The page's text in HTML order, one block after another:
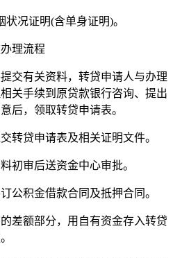
况证明(含单身证明)。
理流程
交有关资料，转贷申请人与办理
关手续到原贷款银行咨询、提出
后，领取转贷申请表。
转贷申请表及相关证明文件。
初审后送资金中心审批。
公积金借款合同及抵押合同。
差额部分，用自有资金存入转贷